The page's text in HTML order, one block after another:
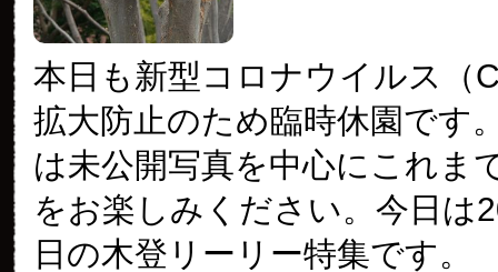
本日も新型コロナウイルス（
拡大防止のため臨時休園です
は未公開写真を中心にこれま
をお楽しみください。今日は
日の木登リーリー特集です。